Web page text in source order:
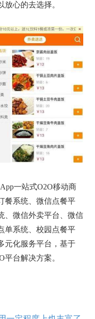
心的去选择。
一站式O2O移动商
餐系统、微信点餐平
、微信外卖平台、微信
单系统、校园点餐平
元化服务平台，基于
平台解决方案。